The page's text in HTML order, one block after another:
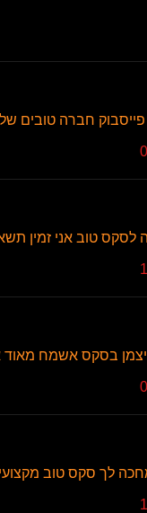
פייסבוק חברה טובים
לסקס טוב אני זמין
בסקס אשמח
לך סקס טוב מקצועי